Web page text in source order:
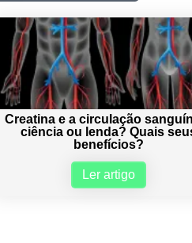
Creatina e a circulação
ciência ou lenda? Quais
benefícios?
Ler artigo